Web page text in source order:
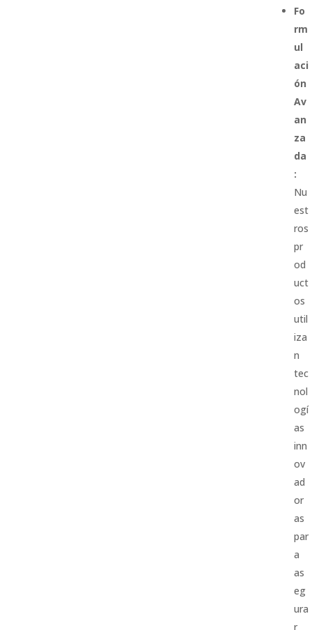
Fo
rm
ul
aci
ón
Av
an
za
da
:
Nu
est
ros
pr
od
uct
os
util
iza
n
tec
nol
ogí
as
inn
ov
ad
or
as
par
a
as
eg
ura
r